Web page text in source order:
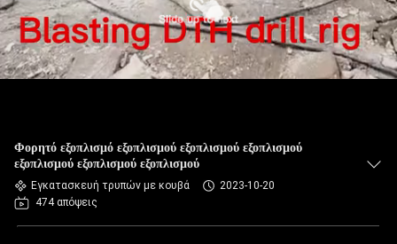
Φορητό εξοπλισμό εξοπλισμού εξοπλισμού εξοπλισμού
εξοπλισμού εξοπλισμού εξοπλισμού
Εγκατασκευή τρυπών με κουβά
2023-10-20
474 απόψεις